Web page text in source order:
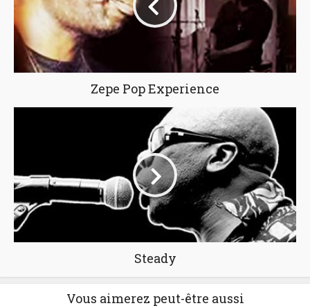
Zepe Pop Experience
Steady
Vous aimerez peut-être aussi